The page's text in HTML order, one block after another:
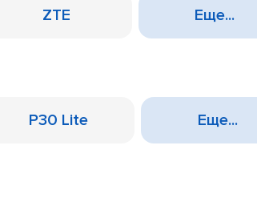
ZTE Еще...
P30 Lite Еще...